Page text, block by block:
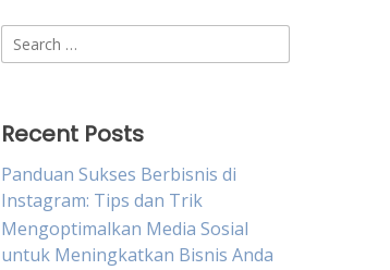
Search
for:
Recent Posts
Panduan Sukses Berbisnis di
Instagram: Tips dan Trik
Mengoptimalkan Media Sosial
untuk Meningkatkan Bisnis Anda